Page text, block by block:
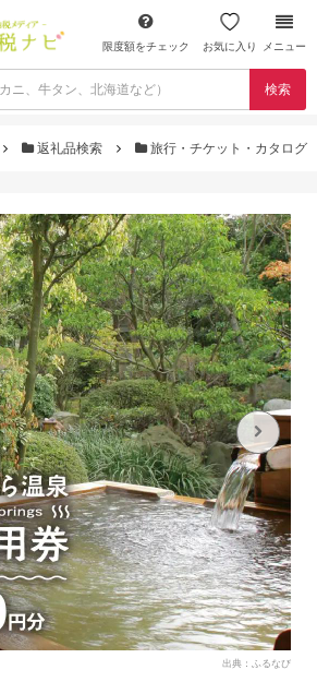
限度額をチェック お気に入り メニュー
検索
返礼品検索 旅行・チケット・カタログ
出典：ふるなび